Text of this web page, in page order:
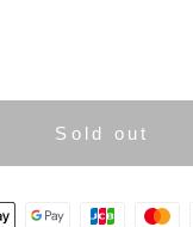
Sold out